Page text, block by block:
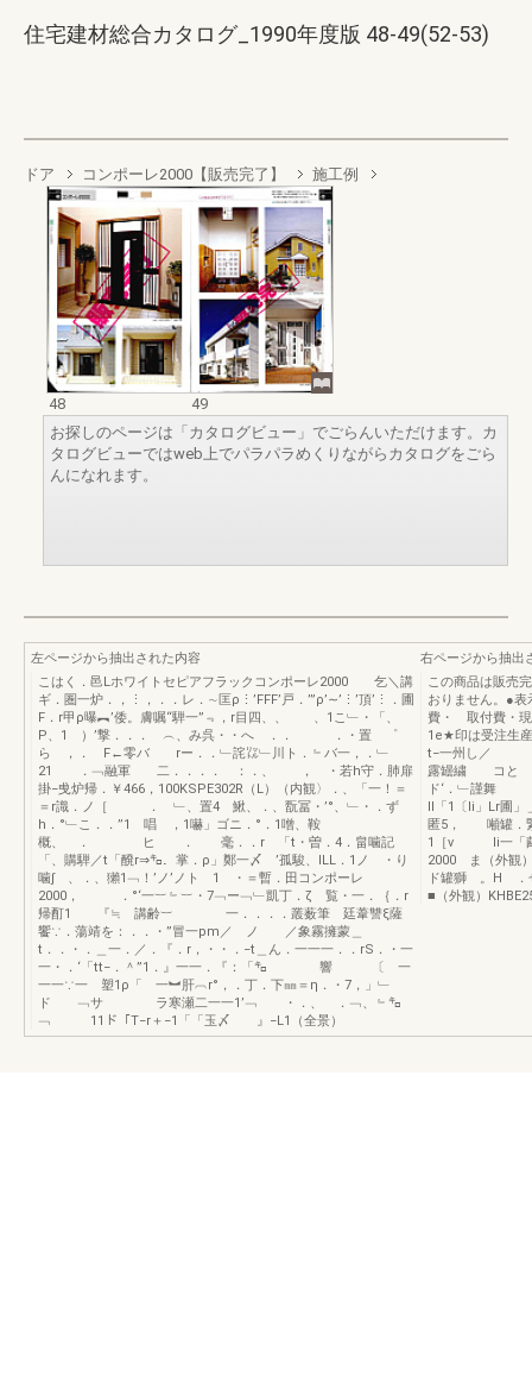
住宅建材総合カタログ_1990年度版 48-49(52-53)
ドア コンポーレ2000【販売完了】 施工例
48
49
お探しのページは「カタログビュー」でごらんいただけます。カ
タログビューではweb上でパラパラめくりながらカタログをごら
んになれます。
左ページから抽出された内容
こはく．邑Lホワイトセピアフラックコンポーレ2000 乞＼講
ギ．圏一炉．，⋮，．．レ．∼匡ρ⋮’FFF’戸．’”ρ’∼’⋮’頂’⋮．圃
F．r甲ρ曝︻’倭。膚嘱“騨一”﹃，r目四、、 、1こ﹂・「、
P、1 ）’撃．．． ︵、み呉・・へ ．． ．・置 ゜
ら ，． F←零バ rー．．﹂詫㍑﹂川ト．﹄バ一，．﹂
21 ．﹁融軍 二．．．． ：．、 ， ・若h守．肺扉
掛−曵炉帰．￥466，100KSPE302R（L）（内観〉．、「一！＝
＝r識．ノ［ ． ﹂、置4 鰍、．、翫冨・’°、﹂・．ず
h．°﹂こ．．’’1 唱 ，1嚇」ゴニ．°．1噌、鞍
概、 ． ヒ ． 毫．．r 「t・曽．4．畠噛記
「、購騨／t「醗r⇒㌔．掌．ρ」鄭一〆 ’孤駿、ILL．1ノ ・り
噛∫ 、．、獺1﹁！’ノ’ノト 1 ・＝暫．田コンポーレ
2000， ．°‘一︸﹄︸・7﹁ー﹁﹂凱丁．ζ 覧・一．｛．r
帰酊1 『≒ 講齢︸ 一．．．．叢薮筆 廷葦讐ξ薩
饗∵．蕩靖を：．．・”冒一pm／ ノ ／象霧擁蒙＿
t．．・．＿一．／．『．r，・・．−t＿ん．一一一．．rS．・一
一・．‘「tt−．＾”1．』一一．『：「㌔ 響 〔 一
一一∵一 塑1ρ「 一︼肝︹r°，．丁．下㎜＝η．・7，」﹂
ド ﹁サ ラ寒瀬二一一1’﹁ ・．、 ．﹁、﹄㌔
﹁ 11ド「T−r＋−1「「玉〆 』−L1（全景）
右ページから抽出
この商品は販売
おりません。●表
費・ 取付費
1e★印は受注生
t−一州し／ −
露罎繍 コと
ド‘．﹂謹舞
ll「1〔li」Lr
匿5， 噸罐．
1［v li一「繭i…
2000 ま（外観
ド罐獅 。H ．
■（外観）